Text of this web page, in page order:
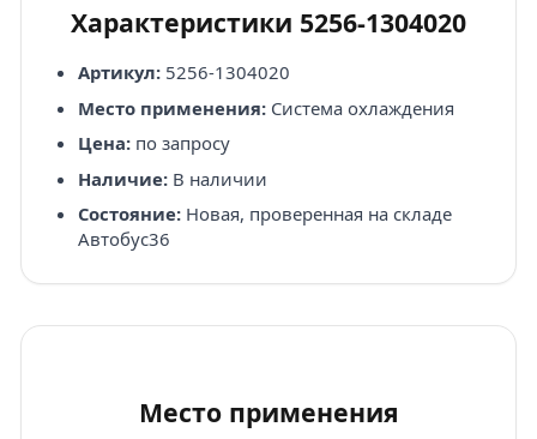
Характеристики 5256-1304020
Артикул:5256-1304020
Место применения:Система охлаждения
Цена:по запросу
Наличие:В наличии
Состояние:Новая, проверенная на складе
Автобус36
Место применения